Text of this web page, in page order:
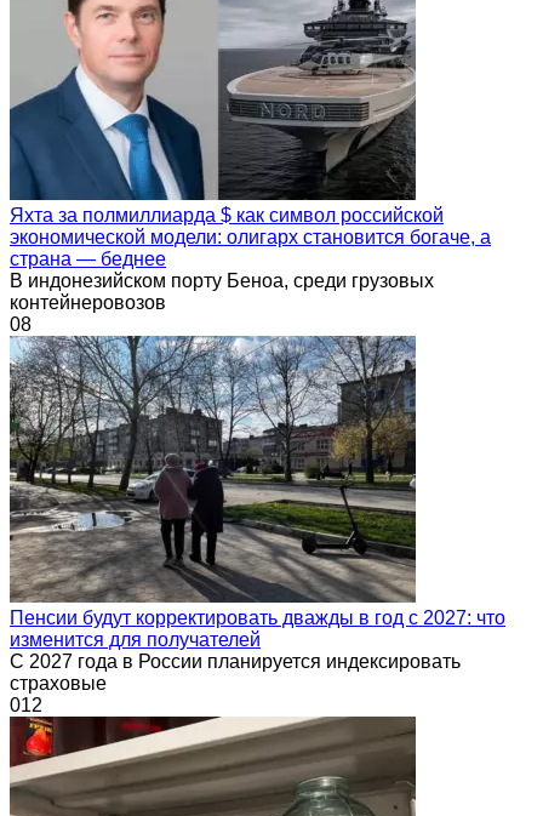
Яхта за полмиллиарда $ как символ российской
экономической модели: олигарх становится богаче, а
страна — беднее
В индонезийском порту Беноа, среди грузовых
контейнеровозов
08
Пенсии будут корректировать дважды в год с 2027: что
изменится для получателей
С 2027 года в России планируется индексировать
страховые
012